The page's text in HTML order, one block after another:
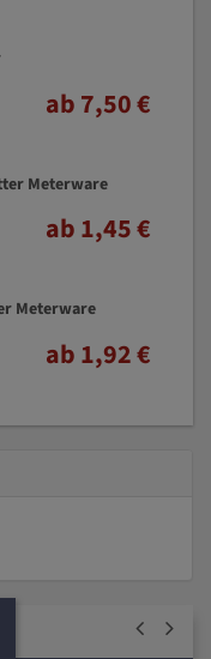
ab 7,50 €
Meterware
ab 1,45 €
Meterware
ab 1,92 €